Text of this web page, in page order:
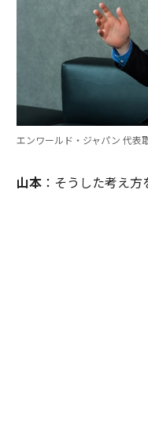
エンワールド・ジャパン 代表
山本：そうした考え方